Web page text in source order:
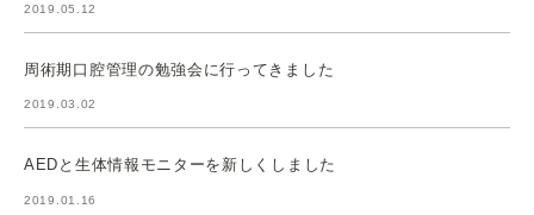
2019.05.12
周術期口腔管理の勉強会に行ってきました
2019.03.02
AEDと生体情報モニターを新しくしました
2019.01.16